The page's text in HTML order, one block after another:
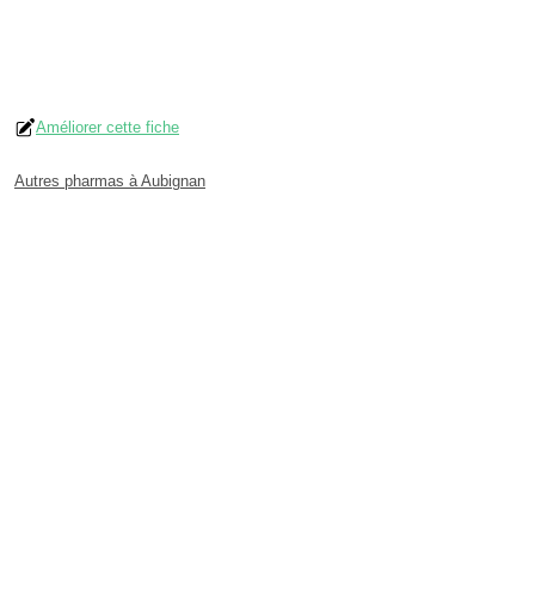
Améliorer cette fiche
Autres pharmas à Aubignan